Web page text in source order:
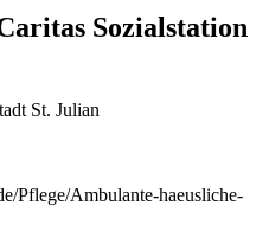
Sozialstation
St. Julian
Pflege/Ambulante-haeusliche-